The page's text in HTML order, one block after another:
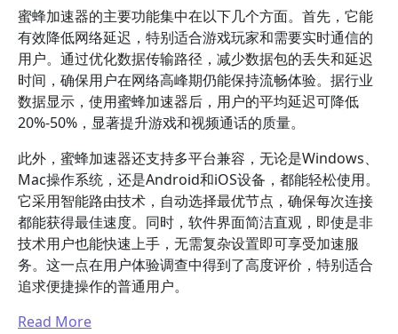
蜜蜂加速器的主要功能集中在以下几个方面。首先，它能
有效降低网络延迟，特别适合游戏玩家和需要实时通信的
用户。通过优化数据传输路径，减少数据包的丢失和延迟
时间，确保用户在网络高峰期仍能保持流畅体验。据行业
数据显示，使用蜜蜂加速器后，用户的平均延迟可降低
20%-50%，显著提升游戏和视频通话的质量。
此外，蜜蜂加速器还支持多平台兼容，无论是Windows、
Mac操作系统，还是Android和iOS设备，都能轻松使用。
它采用智能路由技术，自动选择最优节点，确保每次连接
都能获得最佳速度。同时，软件界面简洁直观，即使是非
技术用户也能快速上手，无需复杂设置即可享受加速服
务。这一点在用户体验调查中得到了高度评价，特别适合
追求便捷操作的普通用户。
Read More